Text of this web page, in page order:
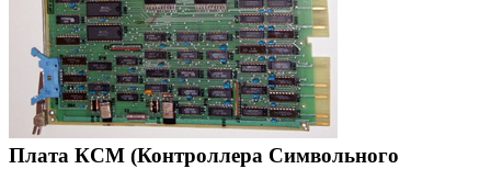
Плата КСМ (Контроллера Символьного